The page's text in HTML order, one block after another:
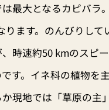
最大となるカピバラ
ります。のんびりして
時速約50 kmのスピ
す。イネ科の植物を主
現地では「草原の主